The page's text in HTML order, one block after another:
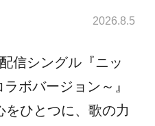
2026.8.5
信シングル『ニッ
ボバージョン～』
ひとつに、歌の力